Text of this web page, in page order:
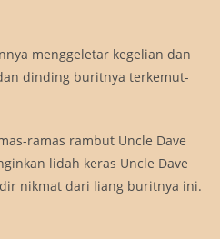
menggeletar kegelian dan
dinding buritnya terkemut-
ramas rambut Uncle Dave
lidah keras Uncle Dave
nikmat dari liang buritnya ini.